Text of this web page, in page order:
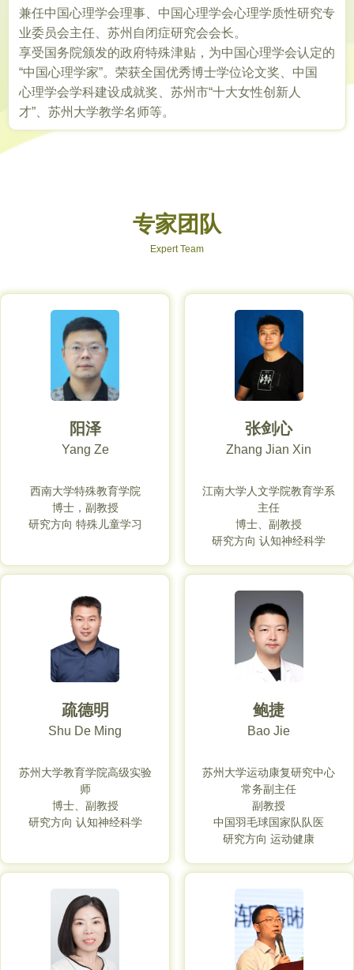
兼任中国心理学会理事、中国心理学会心理学质性研究专
业委员会主任、苏州自闭症研究会会长。
享受国务院颁发的政府特殊津贴，为中国心理学会认定的
“中国心理学家”。荣获全国优秀博士学位论文奖、中国
心理学会学科建设成就奖、苏州市“十大女性创新人
才”、苏州大学教学名师等。
专家团队
Expert Team
阳泽
Yang Ze
西南大学特殊教育学院
博士，副教授
研究方向 特殊儿童学习
张剑心
Zhang Jian Xin
江南大学人文学院教育学系
主任
博士、副教授
研究方向 认知神经科学
疏德明
Shu De Ming
苏州大学教育学院高级实验
师
博士、副教授
研究方向 认知神经科学
鲍捷
Bao Jie
苏州大学运动康复研究中心
常务副主任
副教授
中国羽毛球国家队队医
研究方向 运动健康